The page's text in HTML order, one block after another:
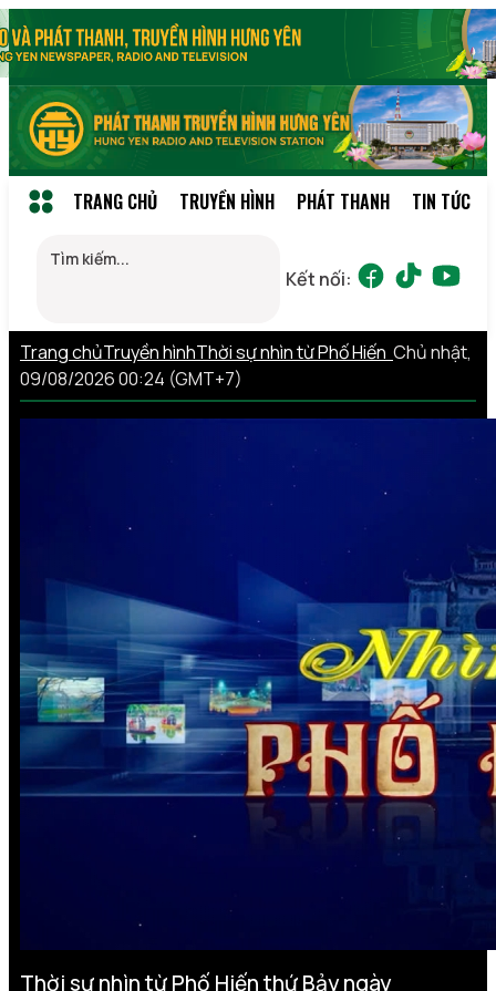
TRANG CHỦ TRUYỀN HÌNH PHÁT THANH TIN TỨC
Kết nối:
Trang chủTruyền hìnhThời sự nhìn từ Phố Hiến Chủ nhật,
09/08/2026 00:24 (GMT+7)
Thời sự nhìn từ Phố Hiến thứ Bảy ngày